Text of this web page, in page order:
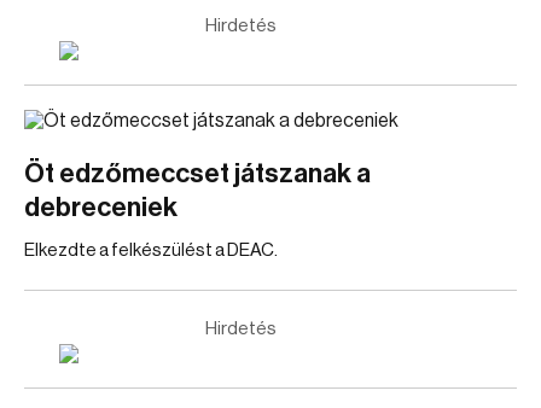
Hirdetés
Öt edzőmeccset játszanak a
debreceniek
Elkezdte a felkészülést a DEAC.
Hirdetés